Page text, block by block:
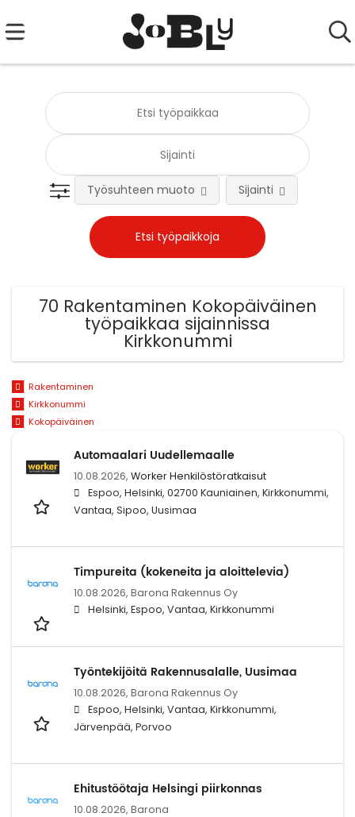
Työsuhteen muoto Sijainti
70 Rakentaminen Kokopäiväinen
työpaikkaa sijainnissa
Kirkkonummi
Rakentaminen
Kirkkonummi
Kokopäiväinen
Automaalari Uudellemaalle
10.08.2026, Worker Henkilöstöratkaisut
Espoo, Helsinki, 02700 Kauniainen, Kirkkonummi,
Vantaa, Sipoo, Uusimaa
Timpureita (kokeneita ja aloittelevia)
10.08.2026, Barona Rakennus Oy
Helsinki, Espoo, Vantaa, Kirkkonummi
Työntekijöitä Rakennusalalle, Uusimaa
10.08.2026, Barona Rakennus Oy
Espoo, Helsinki, Vantaa, Kirkkonummi,
Järvenpää, Porvoo
Ehitustöötaja Helsingi piirkonnas
10.08.2026, Barona